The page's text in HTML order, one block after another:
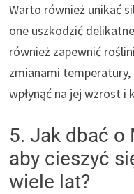
Warto również unikać
one uszkodzić
również zapewnić
zmianami
wpłynąć na jej wzrost i
5. Jak dbać o
aby cieszyć
wiele lat?